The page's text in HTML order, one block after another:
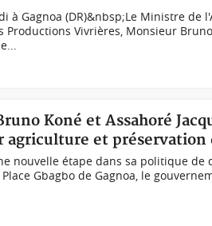
à Gagnoa (DR)&nbsp;Le Ministre de
Productions Vivrières, Monsieur
Koné et Assahoré
et préservation
nouvelle étape dans sa politique de
Gbagbo de Gagnoa, le